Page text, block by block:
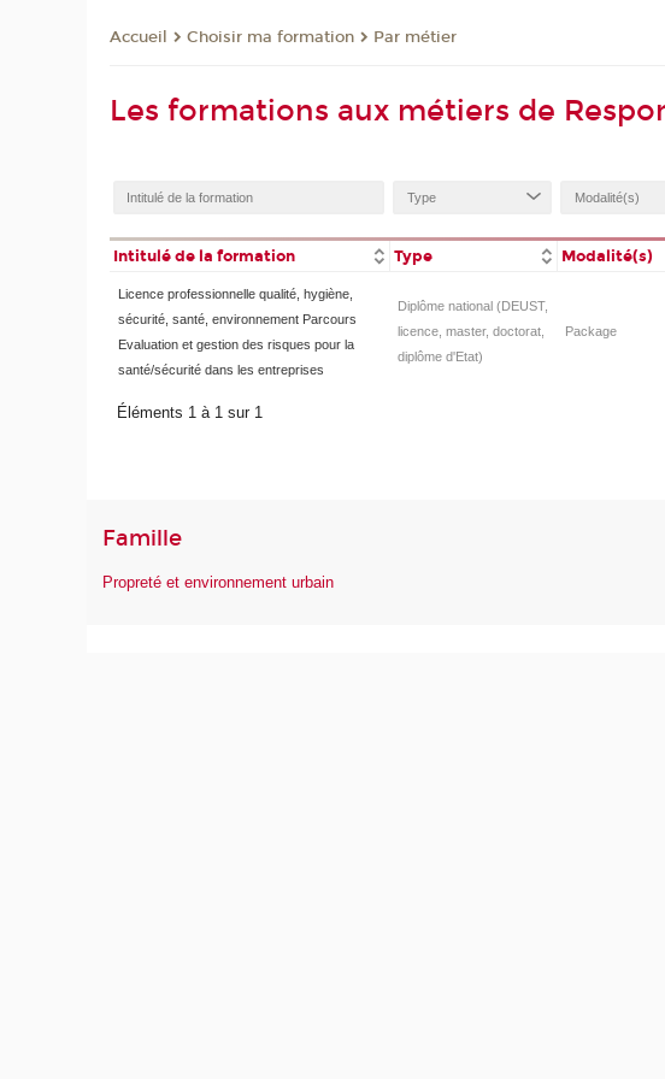
Accueil Choisir ma formation Par métier
Les formations aux métiers de
Intitulé de la formation Type Modalité(s)
Licence professionnelle qualité, hygiène,
sécurité, santé, environnement Parcours
Evaluation et gestion des risques pour la
santé/sécurité dans les entreprises
Diplôme national (DEUST,
licence, master, doctorat,
diplôme d'Etat)
Package
Éléments 1 à 1 sur 1
Famille
Propreté et environnement urbain